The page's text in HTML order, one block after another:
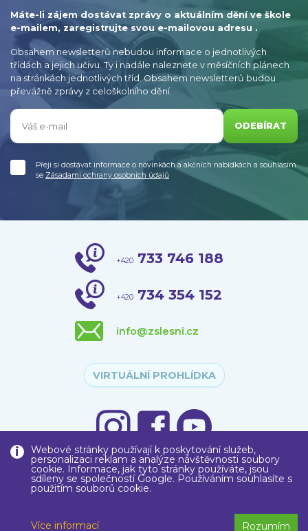
Webové stránky používají k poskytování služeb,
personalizaci reklam a analýze návštěvnosti soubory
cookie. Informace, jak tyto stránky používáte, jsou
sdíleny se společností Google. Používáním souhlasíte s
použitím souborů cookie.
Více informací Rozumím
Máte-li zájem dostávat zprávy o aktuálním dění ve škole
e-mailem, zaregistrujte svou e-mailovou adresu .
Obsahem newsletterů nebudou informace o jednotlivých
třídách a jejich učivu. Ty i nadále naleznete v měsíčních plánech
na stránkách jednotlivých tříd. Obsahem newsletterů budou
převážně zprávy z celoškolního dění.
ODEBÍRAT
Přeji si dostávat informace o novinkách a akčních nabídkách a souhlasím
se Zásadami ochrany osobních údajů
+420 733 746 188
+420 734 354 152
info@zslesni.cz
VIRTUÁLNÍ PROHLÍDKA